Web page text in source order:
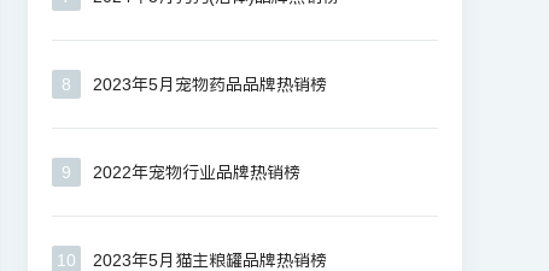
8 2023年5月宠物药品品牌热销榜
9 2022年宠物行业品牌热销榜
10 2023年5月猫主粮罐品牌热销榜